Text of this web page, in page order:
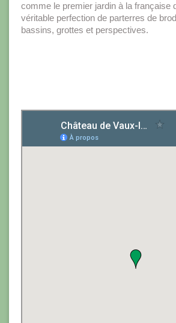
comme le premier jardin à la française
véritable perfection de parterres de
bassins, grottes et perspectives.